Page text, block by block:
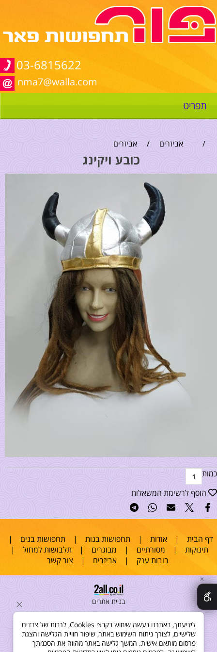
03-6815622
nma7@walla.com
תפריט
/ אביזרים / אביזרים
כובע ויקינג
כמות
הוסף לרשימת המשאלות
דף הבית |אודות | תחפושות בנות | תחפושות בנים |
תינוקות | מסורתיים | מבוגרים | תלבושות למחול |
בובות ענק |אביזרים | צור קשר
בניית אתרים
✕
לידיעתך, באתרנו נעשה שימוש בקבצי Cookies, לרבות של צדדים
שלישיים, לצורך ניתוח השימוש באתר, שיפור חוויית הגלישה והצגת
פרסום מותאם אישית. המשך גלישה באתר מהווה את הסכמתך